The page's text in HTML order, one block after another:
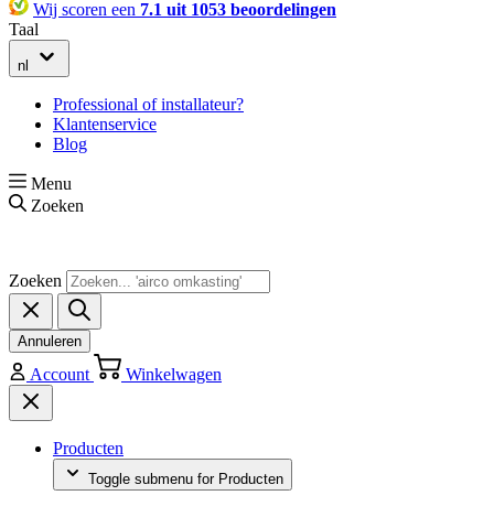
Wij scoren een 7.1 uit 1053 beoordelingen
Taal
nl
Professional of installateur?
Klantenservice
Blog
Menu
Zoeken
Zoeken
Annuleren
Account Winkelwagen
Producten
Toggle submenu for Producten